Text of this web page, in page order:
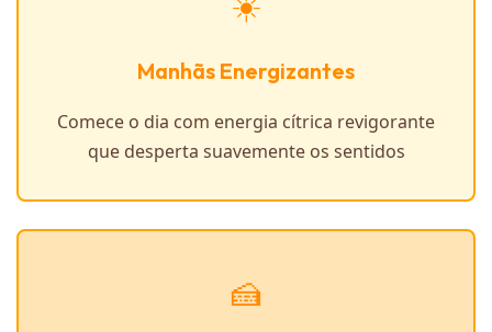
Manhãs Energizantes
Comece o dia com energia cítrica revigorante
que desperta suavemente os sentidos
🍰